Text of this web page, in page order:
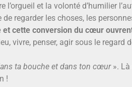
l’orgueil et la volonté d’humilier
regarder les choses, les
et cette conversion du cœur
vivre, penser, agir sous le regard
ta bouche et dans ton cœur». Là
!